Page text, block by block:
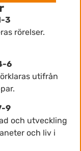
3
rörelser.
6
utifrån
9
och utveckling
och liv i